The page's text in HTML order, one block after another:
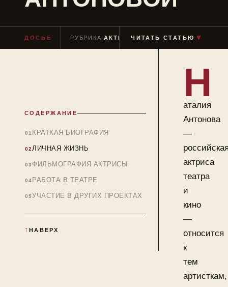
ДОСЬЕ РУБРИКААКТЕРЫ ЧТЕНИЕ ≈ 7 МИН
ЧИТАТЬ СТАТЬЮ ▼
СОДЕРЖАНИЕ
КРАТКАЯ БИОГРАФИЯ
ЛИЧНАЯ ЖИЗНЬ
ФИЛЬМОГРАФИЯ АКТРИСЫ
РАБОТА В ТЕАТРЕ
УЧАСТИЕ В ДРУГИХ ПРОЕКТАХ
НАВЕРХ
Н
аталия
Антонова
—
актриса
театра
и
кино
—
относится
к
тем
артисткам,